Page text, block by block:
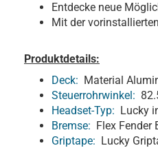
Entdecke neue
Mit der
Produktdetails:
Deck: Material
Steuerrohrwinkel:
Headset-Typ: Lucky
Bremse: Flex Fender
Griptape: Lucky